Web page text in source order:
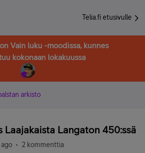
Telia.fi etusivulle
Vain luku -moodissa, kunnes
kokonaan lokakuussa
arkisto
Laajakaista Langaton 450:ssä
ago 2 kommenttia